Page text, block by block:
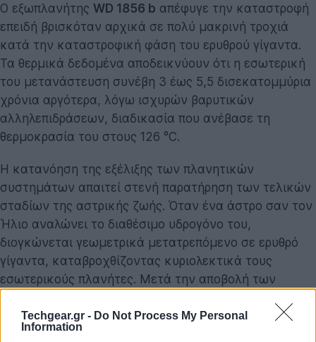
Techgear.gr - Do Not Process My Personal
Information
Ο εξωπλανήτης WD 1856 b απέφυγε την καταστροφή
επειδή βρισκόταν αρχικά σε πολύ μακρινή τροχιά
κατά την καταστροφική φάση του ερυθρού γίγαντα.
Τα θερμικά δεδομένα αποδεικνύουν ότι η εσωτερική
του μετανάστευση συνέβη 3 έως 5,5 δισεκατομμύρια
χρόνια αργότερα, λόγω ισχυρών βαρυτικών
αλληλεπιδράσεων, διαδικασία που ανέβασε τη
θερμοκρασία του στους 126 °C.
Η κατανόηση της εξέλιξης των πλανητικών
συστημάτων απαιτεί στενή παρατήρηση των τελικών
σταδίων της αστρικής ζωής. Όταν ένα άστρο σαν τον
Ήλιο αναλώνει το διαθέσιμο υδρογόνο του,
διογκώνεται γεωμετρικά μετατρεπόμενο σε ερυθρό
γίγαντα, καταβροχθίζοντας κυριολεκτικά τους
εσωτερικούς πλανήτες. Μετά την αποβολή των
ένας εξαιρετικά πυκνός και θερμός πυρήνας. Το
παράδοξο με τον WD 1856 b ήταν ακριβώς η τρέχουσα